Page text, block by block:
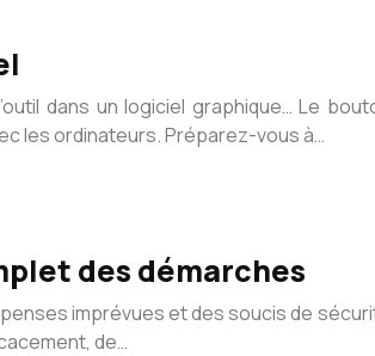
dans un logiciel graphique… Le
les ordinateurs. Préparez-vous à…
des démarches
imprévues et des soucis de
de…